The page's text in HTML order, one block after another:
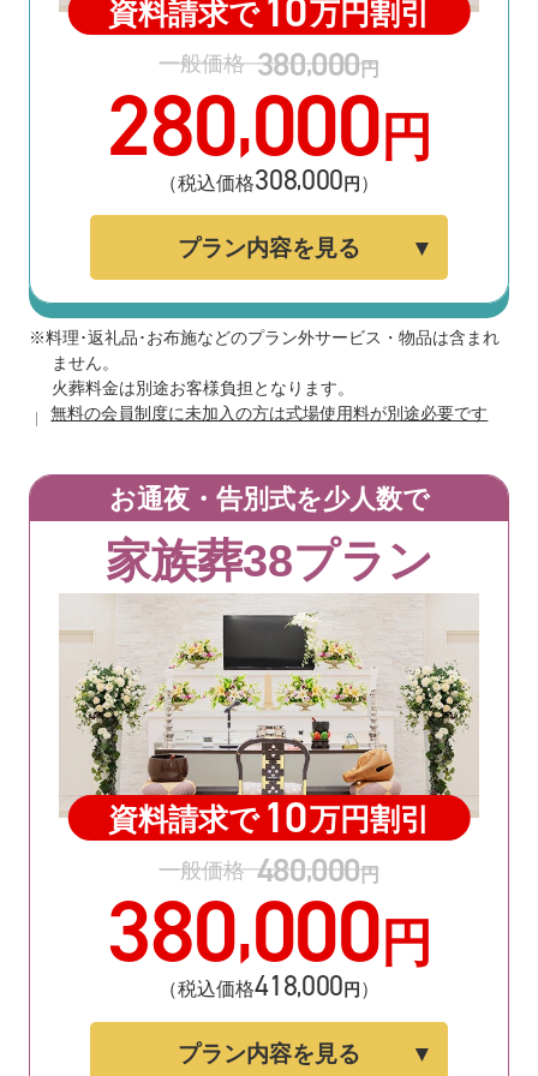
資料請求で 万円割引
一般価格 380,000円
280,000 円
（税込価格308,000 円 ）
プラン内容を見る
※料理･返礼品･お布施などのプラン外サービス・物品は含まれ
ません。
火葬料金は別途お客様負担となります。
無料の会員制度に未加入の方は式場使用料が別途必要です
お通夜・告別式を少人数で
家族葬38プラン
資料請求で 10万円割引
一般価格 480,000円
380,000 円
（税込価格418,000 円 ）
プラン内容を見る